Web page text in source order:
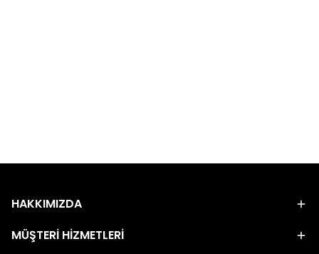
HAKKIMIZDA
MÜŞTERİ HİZMETLERİ